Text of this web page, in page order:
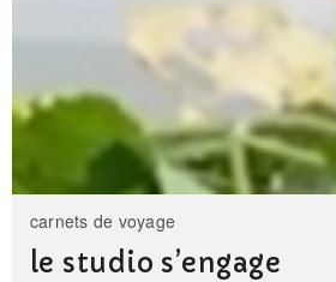
carnets de voyage
le studio s’engage